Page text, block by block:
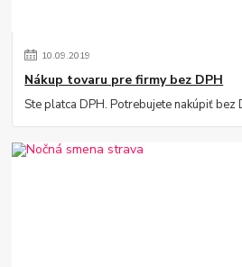
10.09.2019
Nákup tovaru pre firmy bez DPH
Ste platca DPH. Potrebujete nakúpiť bez